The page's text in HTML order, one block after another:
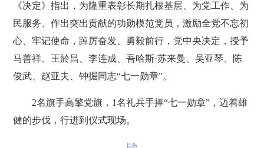
《决定》指出，为隆重表彰长期扎根基层、为党工作、为
民服务、作出突出贡献的功勋模范党员，激励全党不忘初
心、牢记使命，踔厉奋发、勇毅前行，党中央决定，授予
马善祥、王於昌、李连成、吾哈斯·苏来曼、吴亚琴、陈
俊武、赵亚夫、钟掘同志“七一勋章”。
2名旗手高擎党旗，1名礼兵手捧“七一勋章”，迈着雄
健的步伐，行进到仪式现场。